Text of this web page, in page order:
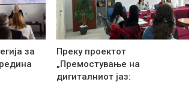
за
Преку проектот
„Премостување на
дигиталниот јаз: